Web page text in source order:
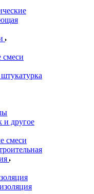
смеси
и другое
смеси